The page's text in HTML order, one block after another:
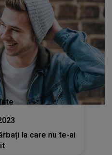
la care nu te-ai